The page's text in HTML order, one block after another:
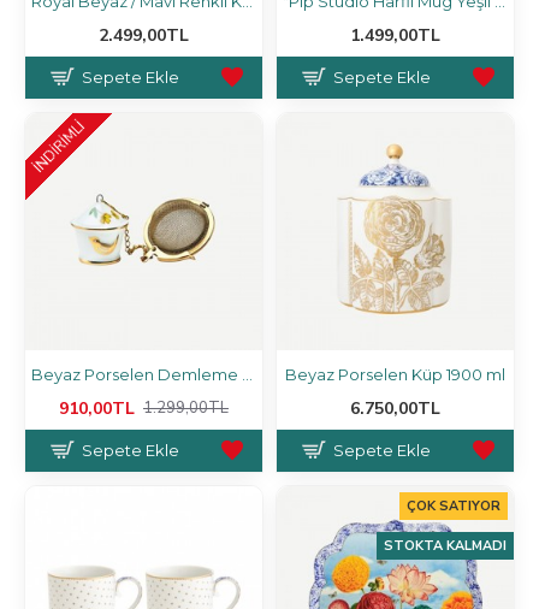
2.499,00TL
Sepete Ekle
1.499,00TL
Sepete Ekle
İNDİRİMLİ
910,00TL 1.299,00TL
Sepete Ekle
Beyaz Porselen Küp 1900 ml
6.750,00TL
Sepete Ekle
ÇOK SATIYOR
STOKTA KALMADI